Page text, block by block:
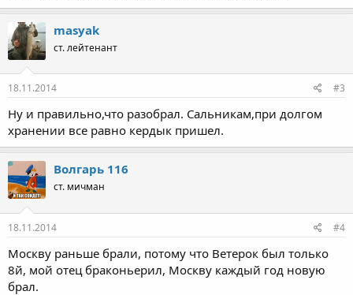
masyak
ст. лейтенант
18.11.2014 #3
Ну и правильно,что разобрал. Сальникам,при долгом
хранении все равно кердык пришел.
Волгарь 116
ст. мичман
18.11.2014 #4
Москву раньше брали, потому что Ветерок был только
8й, мой отец браконьерил, Москву каждый год новую
брал.